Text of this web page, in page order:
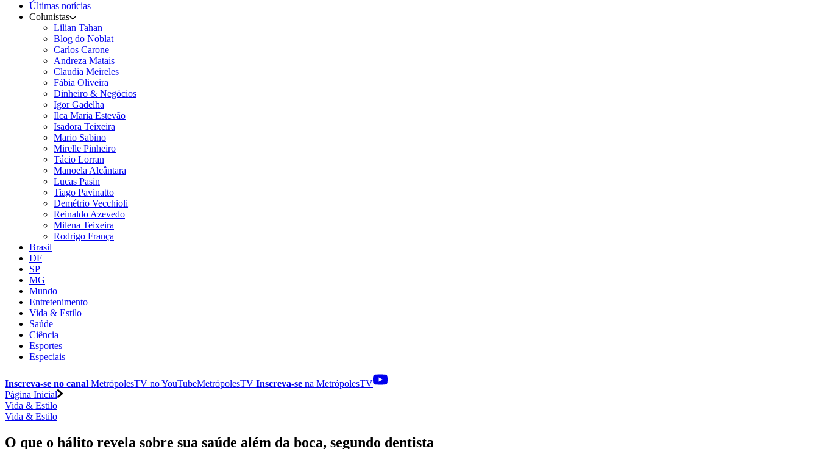
Últimas notícias
Colunistas
Lilian Tahan
Blog do Noblat
Carlos Carone
Andreza Matais
Claudia Meireles
Fábia Oliveira
Dinheiro & Negócios
Igor Gadelha
Ilca Maria Estevão
Isadora Teixeira
Mario Sabino
Mirelle Pinheiro
Tácio Lorran
Manoela Alcântara
Lucas Pasin
Tiago Pavinatto
Demétrio Vecchioli
Reinaldo Azevedo
Milena Teixeira
Rodrigo França
Brasil
DF
SP
MG
Mundo
Entretenimento
Vida & Estilo
Saúde
Ciência
Esportes
Especiais
Inscreva-se no canal MetrópolesTV noYouTubeMetrópolesTV Inscreva-se na MetrópolesTV
Página Inicial
Vida & Estilo
Vida & Estilo
O que o hálito revela sobre sua saúde além da boca, segundo dentista